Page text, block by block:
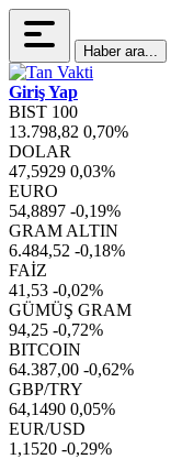
Haber ara...
Giriş Yap
BIST 100
13.798,82 0,70%
DOLAR
47,5929 0,03%
EURO
54,8897 -0,19%
GRAM ALTIN
6.484,52 -0,18%
FAİZ
41,53 -0,02%
GÜMÜŞ GRAM
94,25 -0,72%
BITCOIN
64.387,00 -0,62%
GBP/TRY
64,1490 0,05%
EUR/USD
1,1520 -0,29%